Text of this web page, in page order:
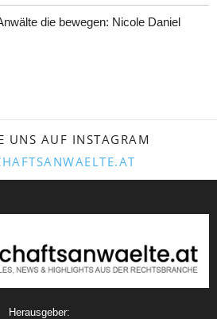
die bewegen: Nicole Daniel
UNS AUF INSTAGRAM
Herausgeber: